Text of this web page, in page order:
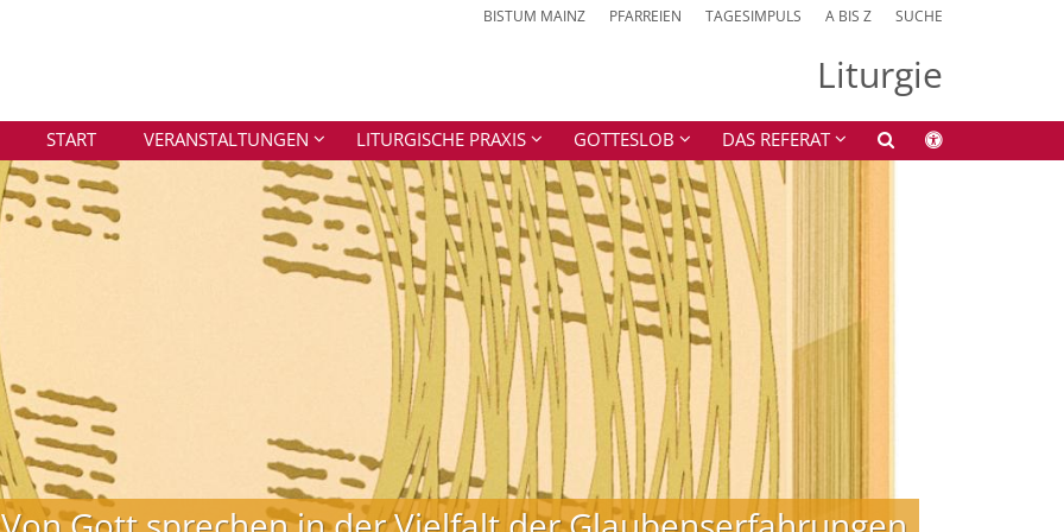
BISTUM MAINZ PFARREIEN TAGESIMPULS A BIS Z SUCHE
Liturgie
START VERANSTALTUNGEN LITURGISCHE PRAXIS GOTTESLOB DAS REFERAT